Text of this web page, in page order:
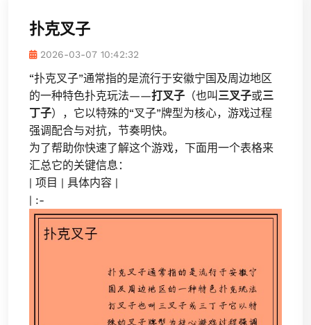
扑克叉子
2026-03-07 10:42:32
“扑克叉子”通常指的是流行于安徽宁国及周边地区
的一种特色扑克玩法——打叉子 （也叫 三叉子或三
丁子），它以特殊的“叉子”牌型为核心，游戏过程
强调配合与对抗，节奏明快。
为了帮助你快速了解这个游戏，下面用一个表格来
汇总它的关键信息：
| 项目 | 具体内容 |
| :-